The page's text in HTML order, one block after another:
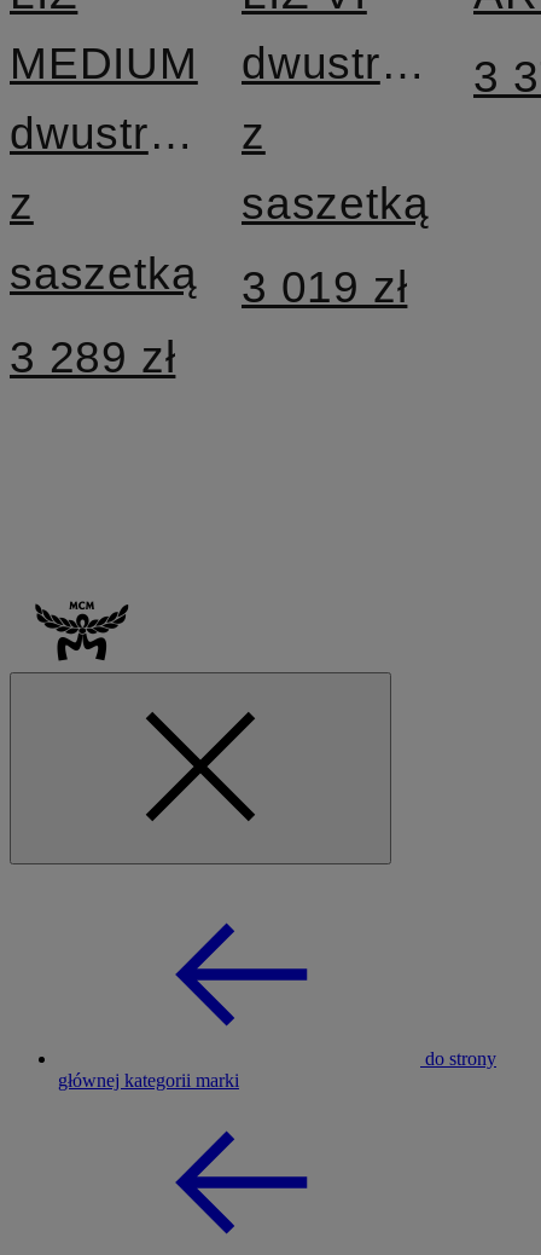
MEDIUM
dwustronna
z
saszetką
3 289 zł
dwustronna
z
saszetką
3 019 zł
3
do strony
głównej kategorii marki